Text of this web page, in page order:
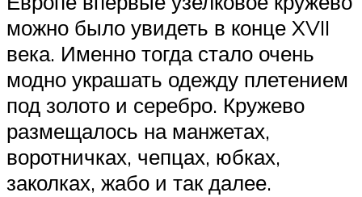
можно было увидеть в конце XVII
века. Именно тогда стало очень
модно украшать одежду плетением
под золото и серебро. Кружево
размещалось на манжетах,
воротничках, чепцах, юбках,
заколках, жабо и так далее.